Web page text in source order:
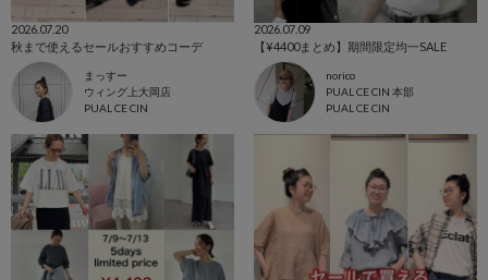
2026.07.20
秋まで使えるセールおすすめコーデ
まっすー
ウィング上大岡店
PUAL CE CIN
2026.07.09
【¥4400まとめ】期間限定均一SALE
norico
PUAL CE CIN 本部
PUAL CE CIN